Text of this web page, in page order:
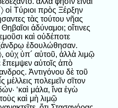
οἱ Τύριοι πρὸς Ξέρξην
τὰς τούτου νῆας
ἀδύναμοι; οἵτινες
καὶ οὐδέποτε
ἐδουλώθησαν.
οὐχ ὑπ´ αὐτοῦ, ἀλλὰ λιμῷ
ἔπεμψεν αὐτοῖς ἀπὸ
Ἀντιγόνου δὲ τοῦ
μέλλεις πολεμεῖν σῖτον
‘καὶ μάλα, ἵνα ἐγὼ
καὶ μὴ λιμῷ